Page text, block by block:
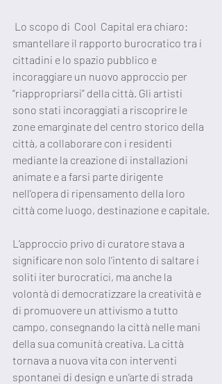
smantellare il rapporto burocratico tra i
cittadini e lo spazio pubblico e
incoraggiare un nuovo approccio per
“riappropriarsi” della città. Gli artisti
sono stati incoraggiati a riscoprire le
zone emarginate del centro storico della
città, a collaborare con i residenti
mediante la creazione di installazioni
animate e a farsi parte dirigente
nell’opera di ripensamento della loro
città come luogo, destinazione e capitale.
L’approccio privo di curatore stava a
significare non solo l’intento di saltare i
soliti iter burocratici, ma anche la
volontà di democratizzare la creatività e
di promuovere un attivismo a tutto
campo, consegnando la città nelle mani
della sua comunità creativa. La città
tornava a nuova vita con interventi
spontanei di design e un’arte di strada